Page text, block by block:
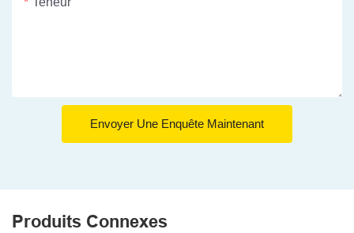
Envoyer Une Enquête Maintenant
Produits Connexes